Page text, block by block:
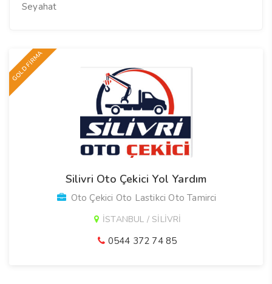
Seyahat
GOLD FİRMA
Silivri Oto Çekici Yol Yardım
Oto Çekici Oto Lastikci Oto Tamirci
İSTANBUL / SİLİVRİ
0544 372 74 85